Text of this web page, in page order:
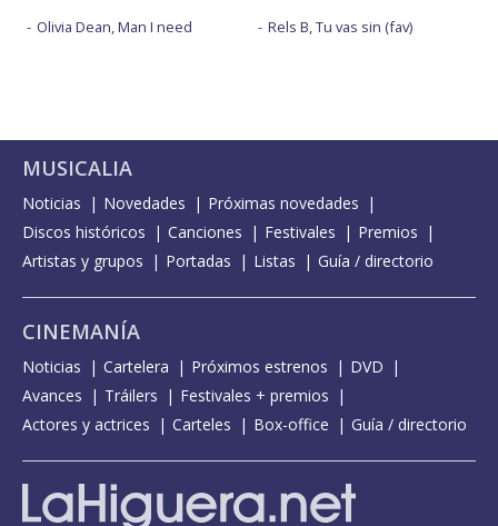
Olivia Dean, Man I need Rels B, Tu vas sin (fav)
MUSICALIA
Noticias Novedades
Próximas novedades
Discos históricos
Canciones Festivales
Premios
Artistas y grupos
Portadas Listas Guía / directorio
CINEMANÍA
Noticias Cartelera Próximos estrenos
DVD
Avances
Tráilers
Festivales + premios
Actores y actrices
Carteles Box-office Guía / directorio